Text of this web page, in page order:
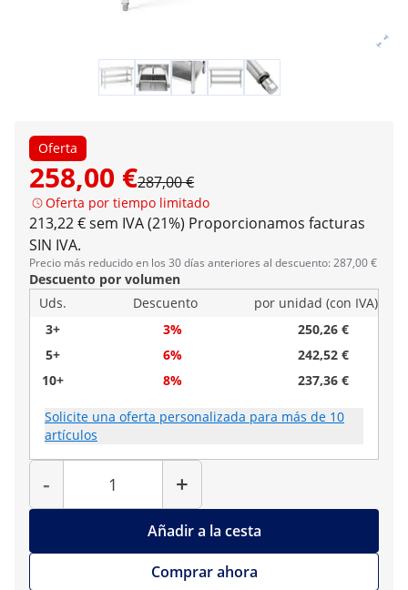
Oferta
258,00 €287,00 €
Oferta por tiempo limitado
213,22 € sem IVA (21%) Proporcionamos facturas
SIN IVA.
Precio más reducido en los 30 días anteriores al descuento: 287,00 €
Descuento por volumen
Uds.
Descuento
por unidad (con IVA)
3+
3%
250,26 €
5+
6%
242,52 €
10+
8% 237,36 €
Solicite una oferta personalizada para más de 10
artículos
-
Cantidad
+
Añadir a la cesta
Comprar ahora